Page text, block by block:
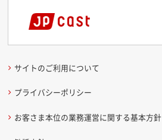
サイトのご利用について
プライバシーポリシー
お客さま本位の業務運営に関する基本方針